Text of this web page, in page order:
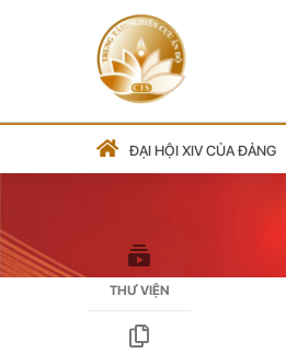
ĐẠI HỘI XIV CỦA ĐẢNG
THƯ VIỆN